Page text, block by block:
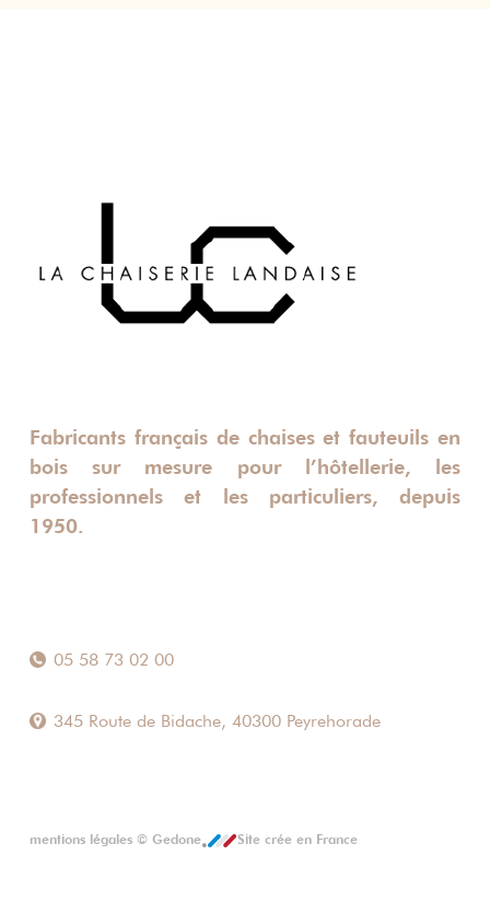
Fabricants français de chaises et fauteuils en
bois sur mesure pour l’hôtellerie, les
professionnels et les particuliers, depuis
1950.
05 58 73 02 00
345 Route de Bidache, 40300 Peyrehorade
mentions légales© Gedone Site crée en France